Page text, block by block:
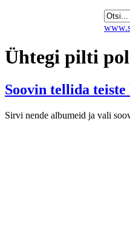
Ühtegi pilti
Soovin tellida
Sirvi nende albumeid ja vali